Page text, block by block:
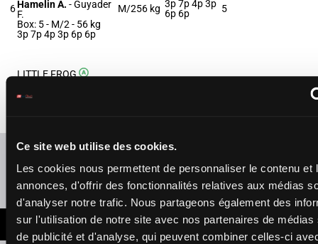
Ce site web utilise des cookies.
Les cookies nous permettent de personnaliser le contenu et
annonces, d'offrir des fonctionnalités relatives aux médias
d'analyser notre trafic. Nous partageons également des
sur l'utilisation de notre site avec nos partenaires de médias
de publicité et d'analyse, qui peuvent combiner celles-ci
6Hamelin A. -Guyader
F.
Box: 5 - M/2 - 56 kg
3p 7p 4p 3p 6p 6p
M/256 kg 3p 7p 4p 3p
6p 6p
5
LITTLE FROG
Chaignon Jv.
Presence of favorite horses
LATEST NEWS